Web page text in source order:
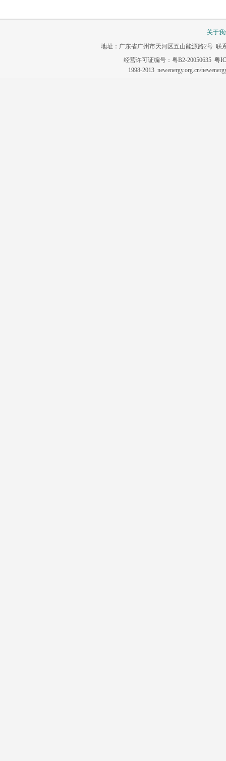
关于
地址：广东省广州市天河区五山能源路2号 联
经营许可证编号：粤B2-20050635 粤
1998-2013 newenergy.org.cn/